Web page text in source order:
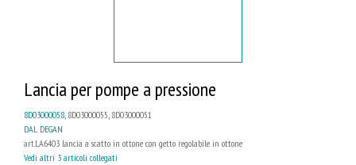
Lancia per pompe a pressione
8D03000058, 8D03000055, 8D03000051
DAL DEGAN
art.LA6403 lancia a scatto in ottone con getto regolabile in ottone
Vedi altri 3 articoli collegati